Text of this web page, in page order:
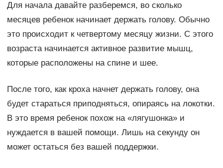
Для начала давайте разберемся, во сколько
месяцев ребенок начинает держать голову. Обычно
это происходит к четвертому месяцу жизни. С этого
возраста начинается активное развитие мышц,
которые расположены на спине и шее.
После того, как кроха начнет держать голову, она
будет стараться приподняться, опираясь на локотки.
В это время ребенок похож на «лягушонка» и
нуждается в вашей помощи. Лишь на секунду он
может остаться без вашей поддержки.